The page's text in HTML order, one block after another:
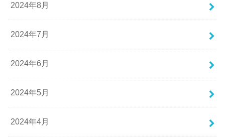
2024年8月
2024年7月
2024年6月
2024年5月
2024年4月